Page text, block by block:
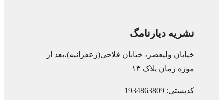
نشریه دیارنامگ
خیابان ولیعصر، خیابان فلاحی(زعفرانیه)،بعد از
موزه زمان پلاک ۱۳
کدپستی: 1934863809